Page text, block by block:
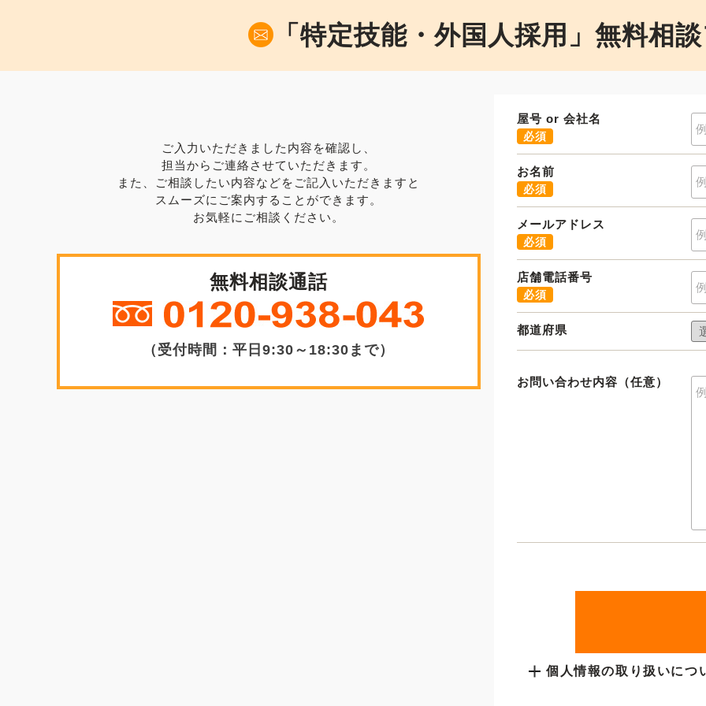
「特定技能・外国人採用」無料相
ご入力いただきました内容を確認し、
担当からご連絡させていただきます。
また、ご相談したい内容などをご記入いただきますと
スムーズにご案内することができます。
お気軽にご相談ください。
無料相談通話
（受付時間：平日9:30～18:30まで）
屋号 or 会社名
必須
お名前
必須
メールアドレス
必須
店舗電話番号
必須
都道府県
お問い合わせ内容（任意）
個人情報の取り扱いにつ